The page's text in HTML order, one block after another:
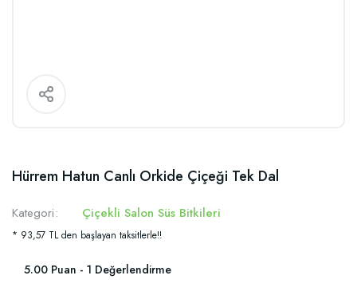
Hürrem Hatun Canlı Orkide Çiçeği Tek Dal
Kategori Çiçekli Salon Süs Bitkileri
* 93,57 TL den başlayan taksitlerle!!
5.00 Puan - 1 Değerlendirme